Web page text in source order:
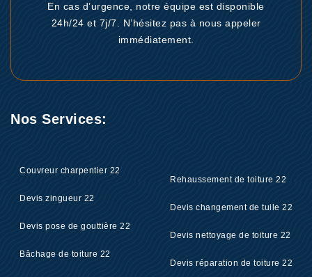
En cas d’urgence, notre équipe est disponible
24h/24 et 7j/7. N’hésitez pas à nous appeler
immédiatement.
Nos Services:
Couvreur charpentier 22
Devis zingueur 22
Devis pose de gouttière 22
Bâchage de toiture 22
Rehaussement de toiture 22
Devis changement de tuile 22
Devis nettoyage de toiture 22
Devis réparation de toiture 22